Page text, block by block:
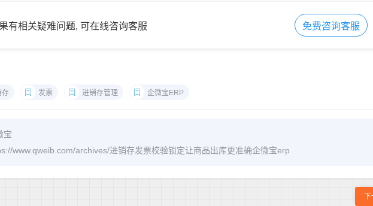
有相关疑难问题, 可在线咨询客服 免费咨询客服
存 发票 进销存管理 企微宝ERP
宝
www.qweib.com/archives/进销存发票校验锁定让商品出库更准确企微宝erp